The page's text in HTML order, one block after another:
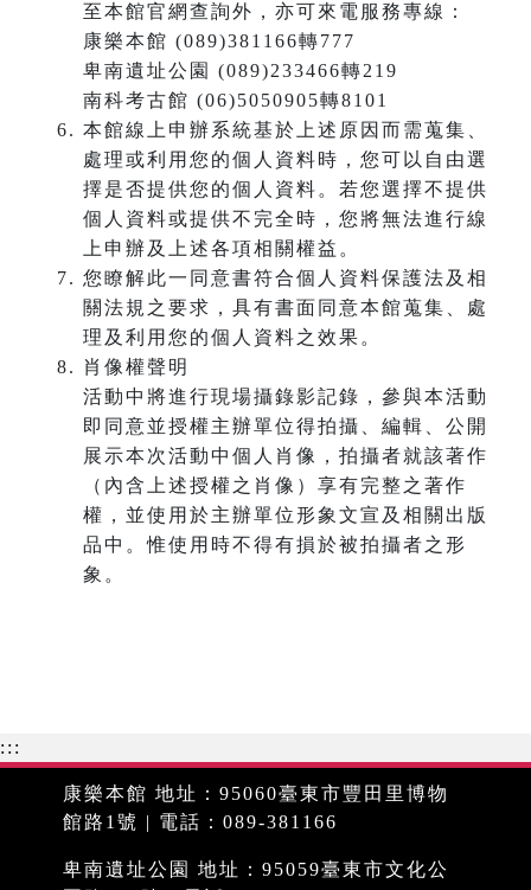
至本館官網查詢外，亦可來電服務專線：
康樂本館 (089)381166轉777
卑南遺址公園 (089)233466轉219
南科考古館 (06)5050905轉8101
本館線上申辦系統基於上述原因而需蒐集、
處理或利用您的個人資料時，您可以自由選
擇是否提供您的個人資料。若您選擇不提供
個人資料或提供不完全時，您將無法進行線
上申辦及上述各項相關權益。
您瞭解此一同意書符合個人資料保護法及相
關法規之要求，具有書面同意本館蒐集、處
理及利用您的個人資料之效果。
肖像權聲明
活動中將進行現場攝錄影記錄，參與本活動
即同意並授權主辦單位得拍攝、編輯、公開
展示本次活動中個人肖像，拍攝者就該著作
（內含上述授權之肖像）享有完整之著作
權，並使用於主辦單位形象文宣及相關出版
品中。惟使用時不得有損於被拍攝者之形
象。
:::
康樂本館 地址：95060臺東市豐田里博物
館路1號 | 電話：089-381166
卑南遺址公園 地址：95059臺東市文化公